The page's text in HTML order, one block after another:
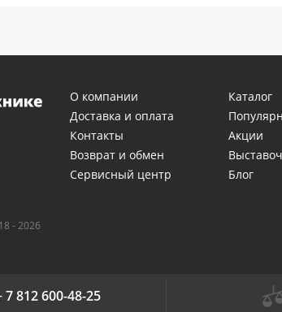
7 812 600-48-25
О компании
Доставка и оплата
Контакты
Возврат и обмен
Сервисный центр
Каталог
Акции
Блог
- 2026